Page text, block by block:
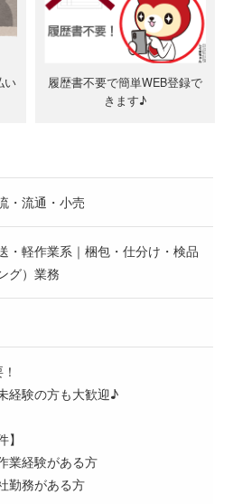
い
履歴書不要で簡単WEB登録で
きます♪
・流通・小売
・軽作業系｜梱包・仕分け・検品
グ）業務
経験の方も大歓迎♪
】
業経験がある方
勤務がある方